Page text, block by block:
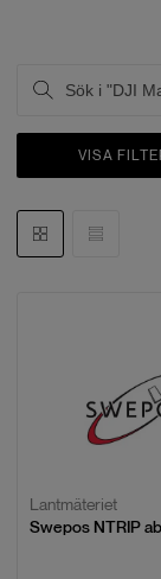
VISA
Lantmäteriet
Swepos NTRIP